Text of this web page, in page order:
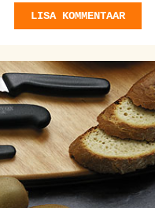
LISA KOMMENTAAR